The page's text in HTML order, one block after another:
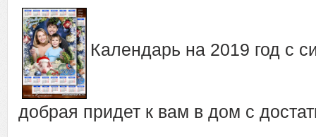
Календарь на 2019 год с
добрая придет к вам в дом с